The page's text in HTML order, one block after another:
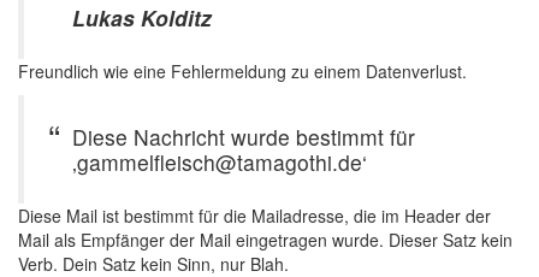
Lukas Kolditz
Freundlich wie eine Fehlermeldung zu einem Datenverlust.
Diese Nachricht wurde bestimmt für
‚gammelfleisch@tamagothi.de‘
Diese Mail ist bestimmt für die Mailadresse, die im Header der
Mail als Empfänger der Mail eingetragen wurde. Dieser Satz kein
Verb. Dein Satz kein Sinn, nur Blah.